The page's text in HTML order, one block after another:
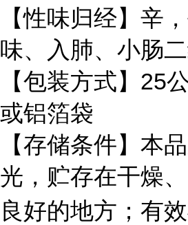
【性味归经】辛
味、入肺、小肠
【包装方式】25
或铝箔袋
【存储条件】本
光，贮存在干燥
良好的地方；有